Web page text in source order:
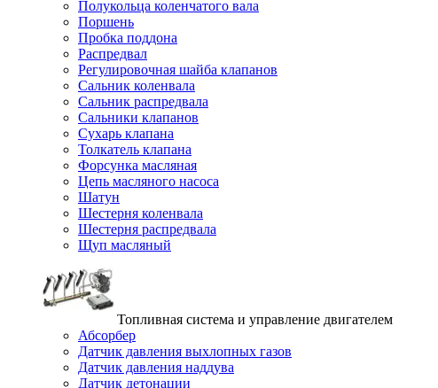
Полукольца коленчатого вала
Поршень
Пробка поддона
Распредвал
Регулировочная шайба клапанов
Сальник коленвала
Сальник распредвала
Сальники клапанов
Сухарь клапана
Толкатель клапана
Форсунка масляная
Цепь масляного насоса
Шатун
Шестерня коленвала
Шестерня распредвала
Щуп масляный
Топливная система и управление двигателем
Абсорбер
Датчик давления выхлопных газов
Датчик давления наддува
Датчик детонации